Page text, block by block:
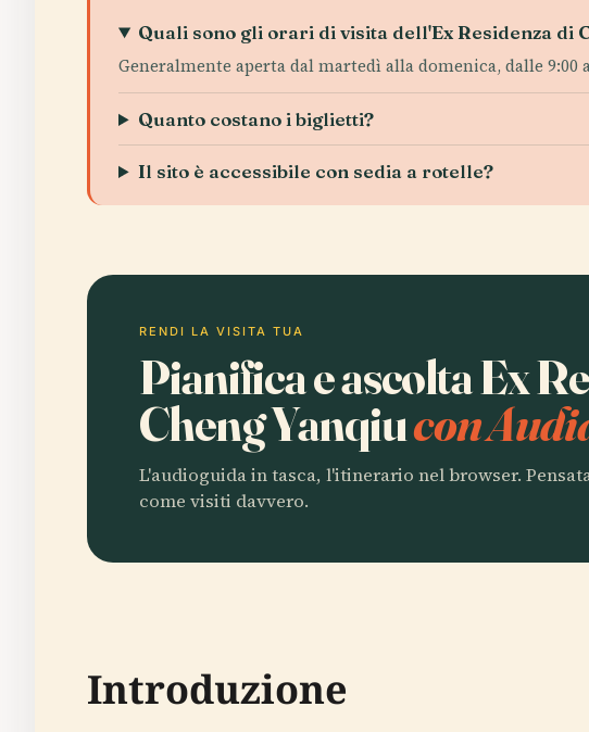
Quali sono gli orari di visita dell'Ex Residenza di
Generalmente aperta dal martedì alla domenica, dalle
Quanto costano i biglietti?
Il sito è accessibile con sedia a rotelle?
RENDI LA VISITA TUA
Pianifica e ascolta Ex
Cheng Yanqiucon
L'audioguida in tasca, l'itinerario nel browser.
come visiti davvero.
Introduzione